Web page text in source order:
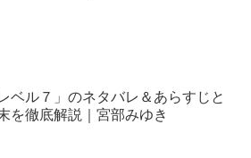
レベル７」のネタバレ＆あらすじと
を徹底解説｜宮部みゆき